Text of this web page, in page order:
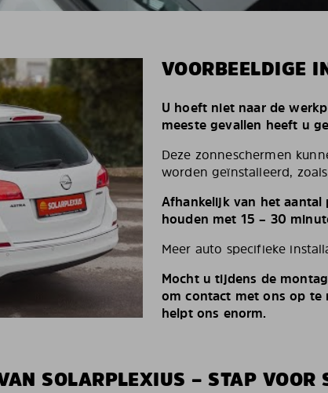
VOORBEELDIGE
U hoeft niet naar de
meeste gevallen heeft u
Deze zonneschermen
worden geïnstalleerd,
Afhankelijk van het
houden met 15 – 30
Meer auto specifieke
Mocht u tijdens de
om contact met ons op te
helpt ons enorm.
SOLARPLEXIUS – STAP VOOR